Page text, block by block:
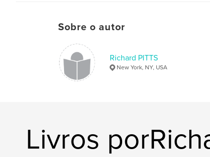
Sobre o autor
Richard PITTS
New York, NY, USA
Livros